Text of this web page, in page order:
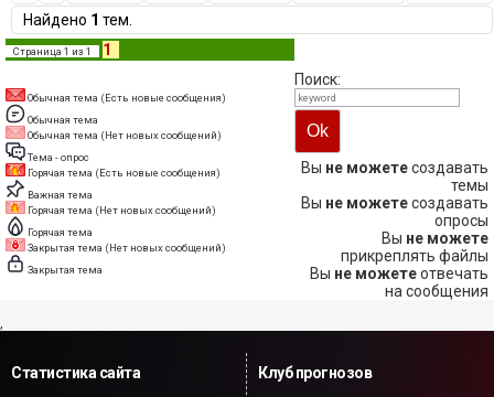
Найдено 1 тем.
Страница 1 из 1 1
Обычная тема (Есть новые сообщения)
Обычная тема
Обычная тема (Нет новых сообщений)
Тема - опрос
Горячая тема (Есть новые сообщения)
Важная тема
Горячая тема (Нет новых сообщений)
Горячая тема
Закрытая тема (Нет новых сообщений)
Закрытая тема
Поиск:
Вы не можетесоздавать
темы
Вы не можетесоздавать
опросы
Вы не можете
прикреплять файлы
Вы не можетеотвечать
на сообщения
,
Статистика сайта
Клуб прогнозов